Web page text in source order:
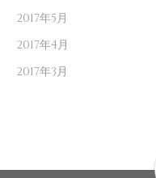
2017年5月
2017年4月
2017年3月